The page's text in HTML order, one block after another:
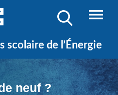
scolaire de l’Énergie
neuf ?